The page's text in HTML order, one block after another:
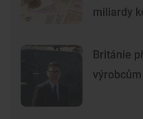
miliardy
Británie
výrobcům